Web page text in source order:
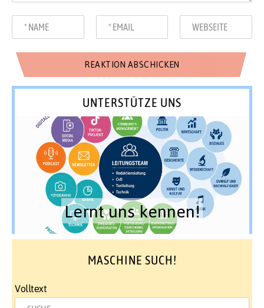
UNTERSTÜTZE UNS
Lernt uns kennen!
MASCHINE SUCH!
Volltext